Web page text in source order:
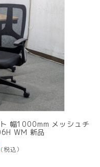
幅1000mm メッシュチ
WM 新品
(税込）